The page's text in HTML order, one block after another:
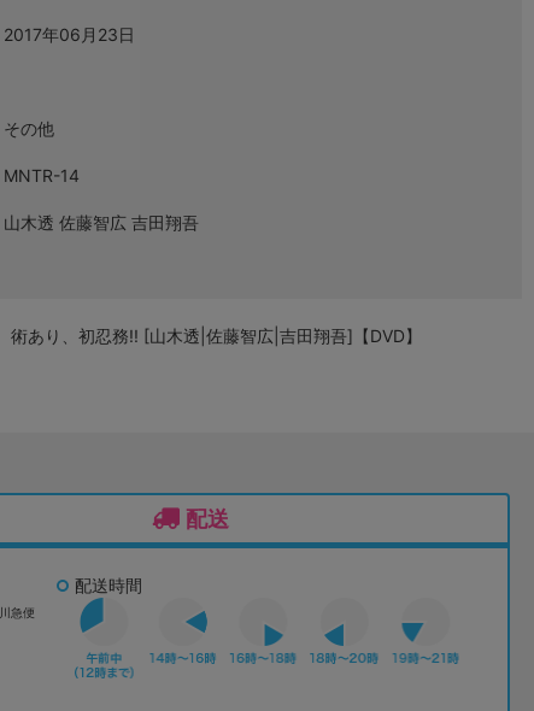
2017年06月23日
その他
MNTR-14
山木透 佐藤智広 吉田翔吾
あり、初忍務!! [山木透|佐藤智広|吉田翔吾]【DVD】
配送
急便
配送時間